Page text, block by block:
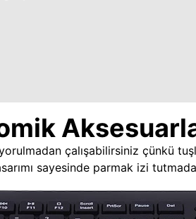
çalışabilirsiniz çünkü
sayesinde parmak izi